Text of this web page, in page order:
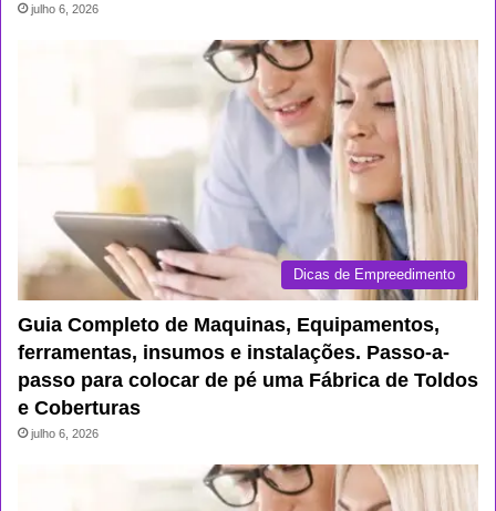
julho 6, 2026
Dicas de Empreedimento
Guia Completo de Maquinas, Equipamentos,
ferramentas, insumos e instalações. Passo-a-
passo para colocar de pé uma Fábrica de Toldos
e Coberturas
julho 6, 2026